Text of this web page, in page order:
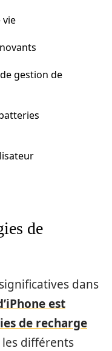
vie
gestion de
de
dans
est
de recharge
différents